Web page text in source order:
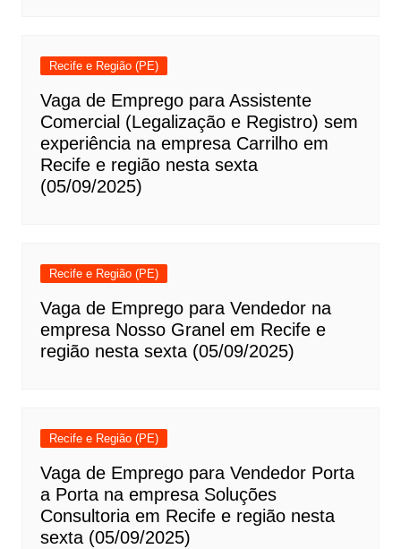
Recife e Região (PE)
Vaga de Emprego para Assistente
Comercial (Legalização e Registro) sem
experiência na empresa Carrilho em
Recife e região nesta sexta
(05/09/2025)
Recife e Região (PE)
Vaga de Emprego para Vendedor na
empresa Nosso Granel em Recife e
região nesta sexta (05/09/2025)
Recife e Região (PE)
Vaga de Emprego para Vendedor Porta
a Porta na empresa Soluções
Consultoria em Recife e região nesta
sexta (05/09/2025)